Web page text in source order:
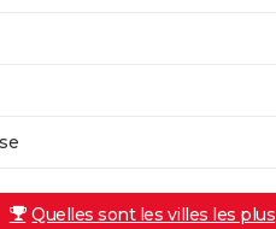
Quelles sont les villes les plus